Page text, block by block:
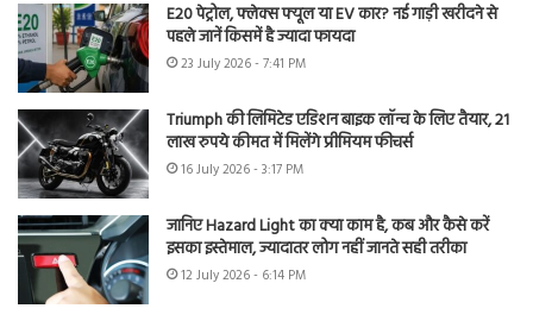
E20 पेट्रोल, फ्लेक्स फ्यूल या EV कार? नई गाड़ी खरीदने से
पहले जानें किसमें है ज्यादा फायदा
23 July 2026 - 7:41 PM
Triumph की लिमिटेड एडिशन बाइक लॉन्च के लिए तैयार, 21
लाख रुपये कीमत में मिलेंगे प्रीमियम फीचर्स
16 July 2026 - 3:17 PM
जानिए Hazard Light का क्या काम है, कब और कैसे करें
इसका इस्तेमाल, ज्यादातर लोग नहीं जानते सही तरीका
12 July 2026 - 6:14 PM